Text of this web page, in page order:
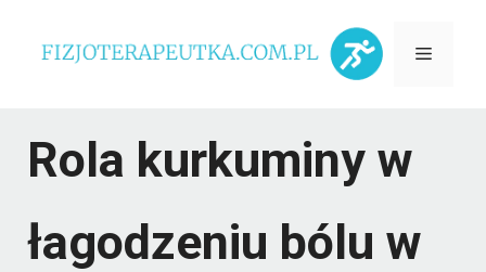
Menu
Rola kurkuminy w
łagodzeniu bólu w